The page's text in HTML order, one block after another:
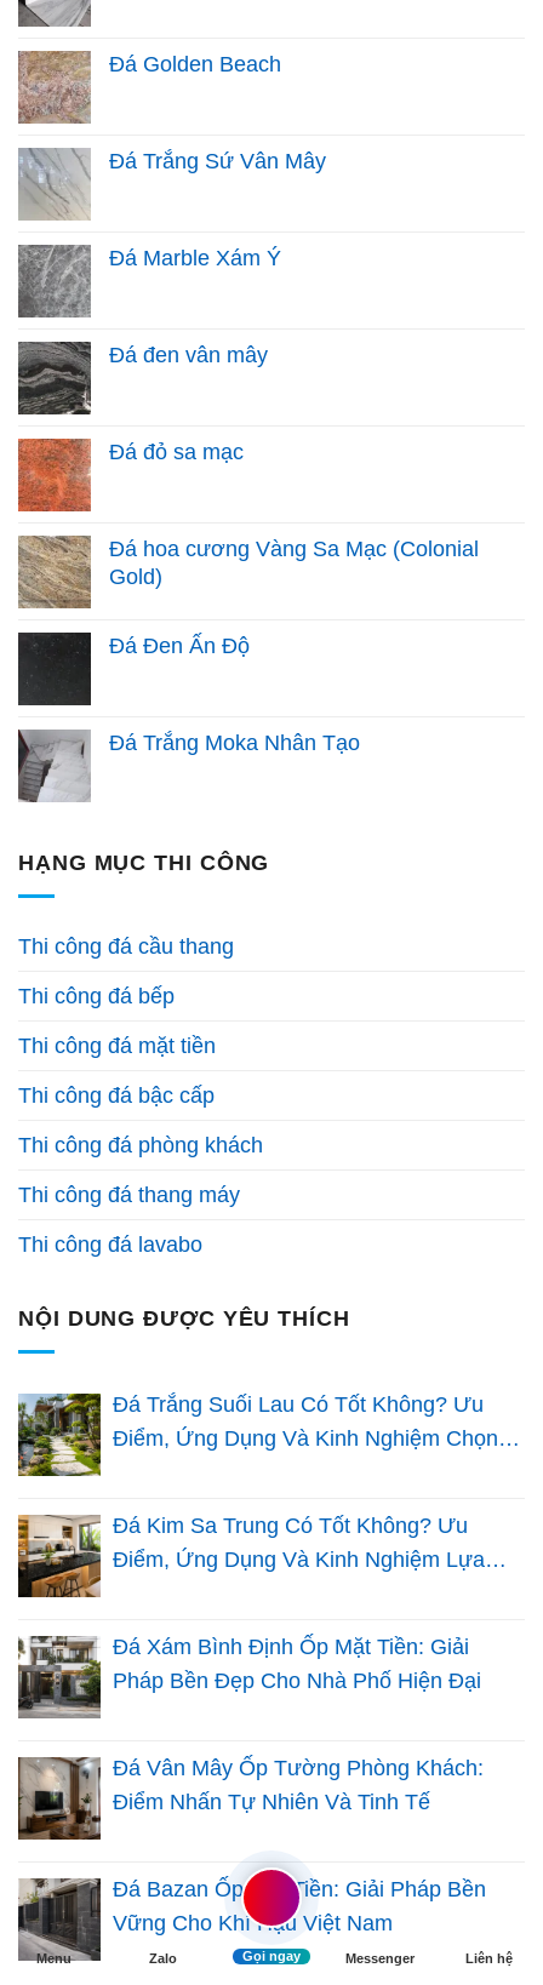
Đá Golden Beach
Đá Trắng Sứ Vân Mây
Đá Marble Xám Ý
Đá đen vân mây
Đá đỏ sa mạc
Đá hoa cương Vàng Sa Mạc (Colonial
Gold)
Đá Đen Ấn Độ
Đá Trắng Moka Nhân Tạo
HẠNG MỤC THI CÔNG
Thi công đá cầu thang
Thi công đá bếp
Thi công đá mặt tiền
Thi công đá bậc cấp
Thi công đá phòng khách
Thi công đá thang máy
Thi công đá lavabo
NỘI DUNG ĐƯỢC YÊU THÍCH
Đá Trắng Suối Lau Có Tốt Không? Ưu
Điểm, Ứng Dụng Và Kinh Nghiệm Chọn
Đá Kim Sa Trung Có Tốt Không? Ưu
Điểm, Ứng Dụng Và Kinh Nghiệm Lựa
Đá Xám Bình Định Ốp Mặt Tiền: Giải
Pháp Bền Đẹp Cho Nhà Phố Hiện Đại
Đá Vân Mây Ốp Tường Phòng Khách:
Điểm Nhấn Tự Nhiên Và Tinh Tế
Đá Bazan Ốp Mặt Tiền: Giải Pháp Bền
Vững Cho Khí Hậu Việt Nam
Menu Zalo Gọi ngay Messenger Liên hệ